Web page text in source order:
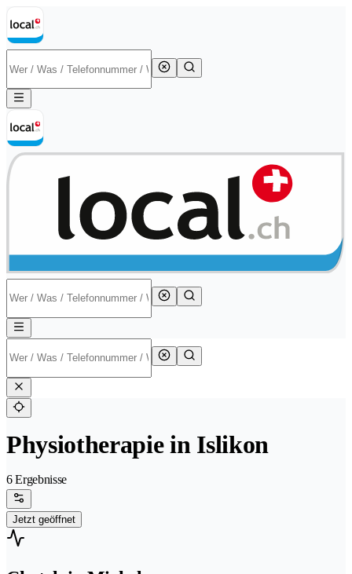
Physiotherapie in Islikon
6 Ergebnisse
Jetzt geöffnet